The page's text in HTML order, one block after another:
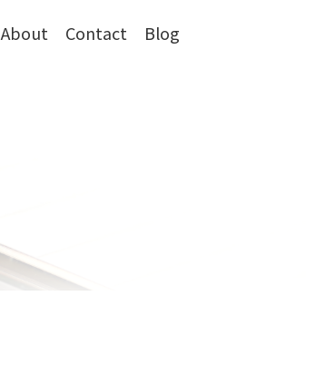
About Contact Blog